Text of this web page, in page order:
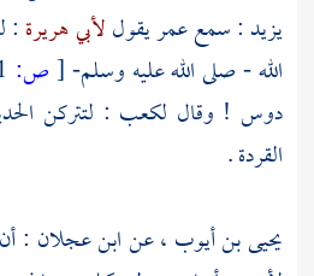
يزيد: سمععمريقوللأبي هريرة :
الله - صلى الله عليه وسلم-[ص:
دوس ! وقال لكعب : لتتركن
القردة.
يحيى بن أيوب ، عنابن عجلان :